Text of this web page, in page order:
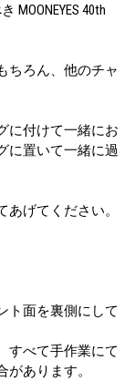
40th
ちろん、他のチャ
に付けて一緒にお
に置いて一緒に過
あげてください。
ト面を裏側にして
すべて手作業にて
あります。